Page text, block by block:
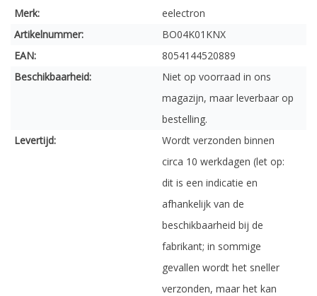
Merk:
eelectron
Artikelnummer:
BO04K01KNX
EAN:
8054144520889
Beschikbaarheid:
Niet op voorraad in ons
magazijn, maar leverbaar op
bestelling.
Levertijd:
Wordt verzonden binnen
circa 10 werkdagen (let op:
dit is een indicatie en
afhankelijk van de
beschikbaarheid bij de
fabrikant; in sommige
gevallen wordt het sneller
verzonden, maar het kan